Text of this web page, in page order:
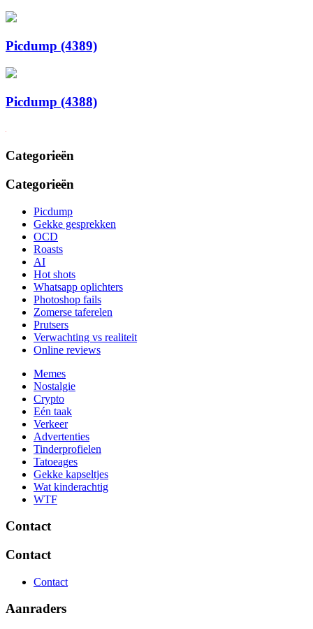
Picdump (4389)
Picdump (4388)
Categorieën
Categorieën
Picdump
Gekke gesprekken
OCD
Roasts
AI
Hot shots
Whatsapp oplichters
Photoshop fails
Zomerse taferelen
Prutsers
Verwachting vs realiteit
Online reviews
Memes
Nostalgie
Crypto
Eén taak
Verkeer
Advertenties
Tinderprofielen
Tatoeages
Gekke kapseltjes
Wat kinderachtig
WTF
Contact
Contact
Contact
Aanraders